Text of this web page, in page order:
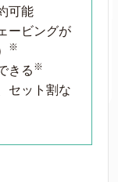
可能
ービングが
※
きる ※
セット割な